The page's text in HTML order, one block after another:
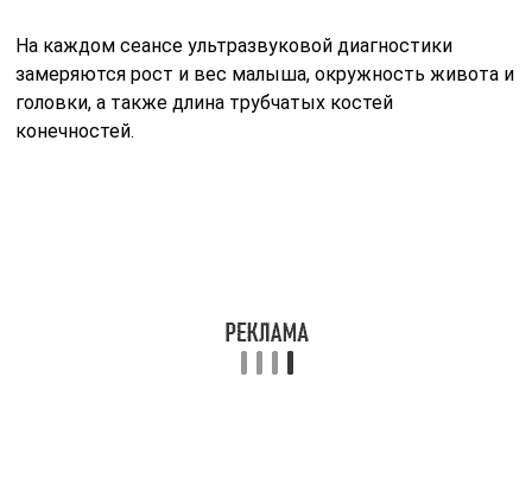
На каждом сеансе ультразвуковой диагностики
замеряются рост и вес малыша, окружность живота и
головки, а также длина трубчатых костей
конечностей.
3,1